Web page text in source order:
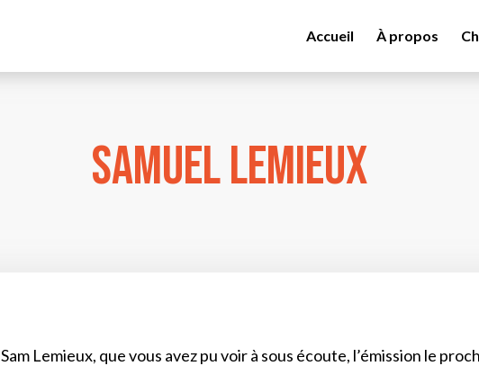
Accueil À propos
Samuel Lemieux
Sam Lemieux, que vous avez pu voir à sous écoute, l’émission le